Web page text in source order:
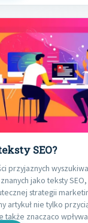
SEO?
przyjaznych
jako teksty
strategii
artykuł nie tylko
także znacząco